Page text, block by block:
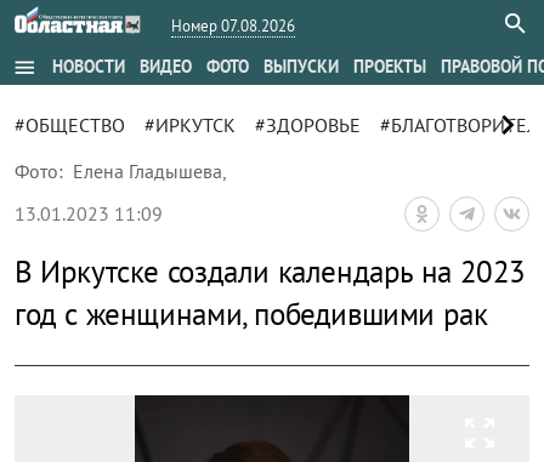
Номер 07.08.2026
menu НОВОСТИ ВИДЕО ФОТО ВЫПУСКИ ПРОЕКТЫ ПРАВОВОЙ
#ОБЩЕСТВО #ИРКУТСК #ЗДОРОВЬЕ chevron_right
Фото: Елена Гладышева,
13.01.2023 11:09
В Иркутске создали календарь на 2023
год с женщинами, победившими рак